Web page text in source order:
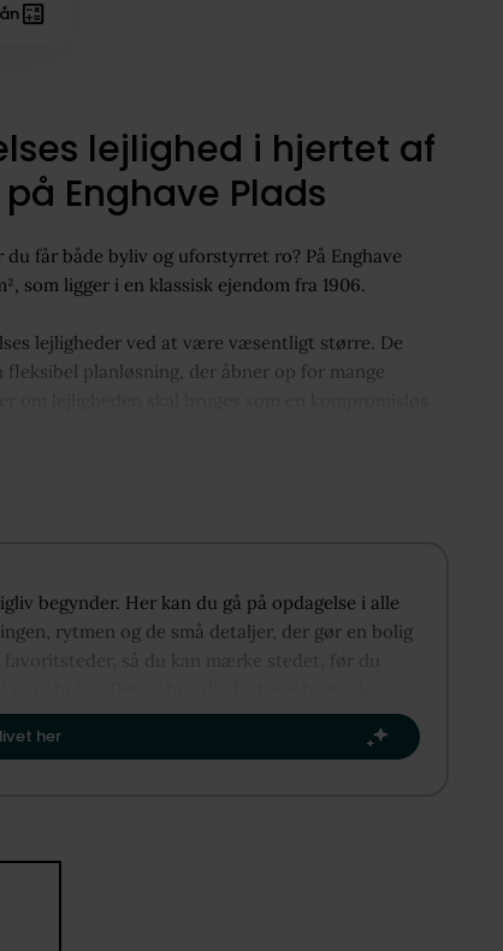
lejlighed i hjertet af
Enghave Plads
får både byliv og uforstyrret ro? På Enghave
som ligger i en klassisk ejendom fra 1906.
lejligheder ved at være væsentligt større. De
planløsning, der åbner op for mange
kommer den lyse og indbydende stue, der
spisebord til middage med venner og familie.
adresser, behøver du ikke bekymre dig om
Plads. Det giver en sjælden ro på 3. sal, samtidig
begynder. Her kan du gå på opdagelse i alle
rytmen og de små detaljer, der gør en bolig
så du kan mærke stedet, før du
byen kan danne rammen om dit næste kapitel.​
her